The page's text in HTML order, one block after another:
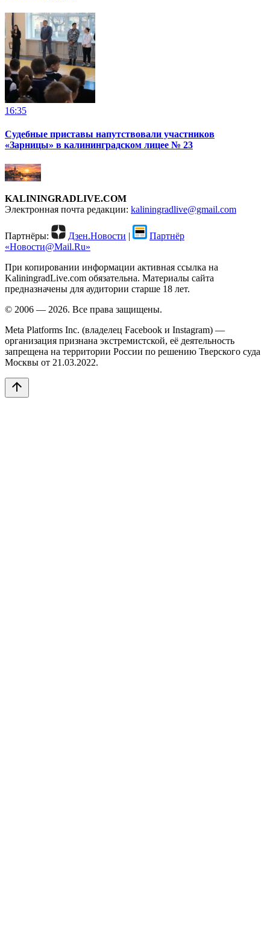
16:35
Судебные приставы напутствовали участников
«Зарницы» в калининградском лицее № 23
KALININGRADLIVE.COM
Электронная почта редакции: kaliningradlive@gmail.com
Партнёры: Дзен.Новости |
Партнёр
«Новости@Mail.Ru»
При копировании информации активная ссылка на
KaliningradLive.com обязательна. Материалы сайта
предназначены для аудитории старше 18 лет.
© 2006 — 2026. Все права защищены.
Meta Platforms Inc. (владелец Facebook и Instagram) —
организация признана экстремистской, её деятельность
запрещена на территории России по решению Тверского суда
Москвы от 21.03.2022.
arrow_upward